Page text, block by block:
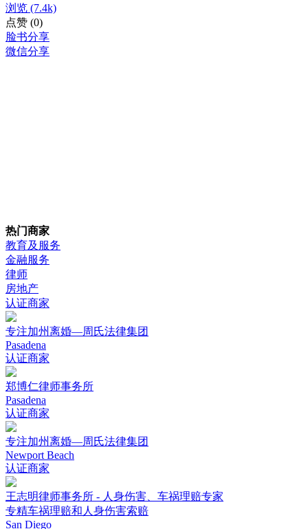
浏览 (7.4k)
点赞 (0)
脸书分享
微信分享
热门商家
教育及服务
金融服务
律师
房地产
认证商家
专注加州离婚—周氏法律集团
Pasadena
认证商家
郑博仁律师事务所
Pasadena
认证商家
专注加州离婚—周氏法律集团
Newport Beach
认证商家
王志明律师事务所 - 人身伤害、车祸理赔专家
专精车祸理赔和人身伤害索赔
San Diego